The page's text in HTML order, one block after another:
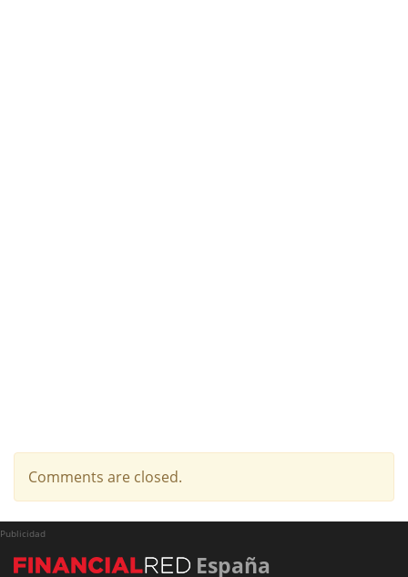
Comments are closed.
Publicidad
España